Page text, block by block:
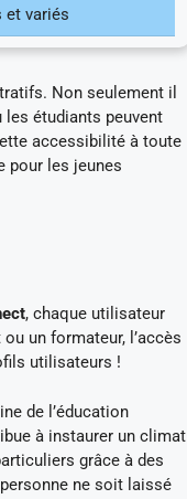
et variés
Non seulement il
étudiants peuvent
accessibilité à toute
pour les jeunes
, chaque utilisateur
un formateur, l’accès
utilisateurs !
de l’éducation
à instaurer un climat
grâce à des
ne soit laissé